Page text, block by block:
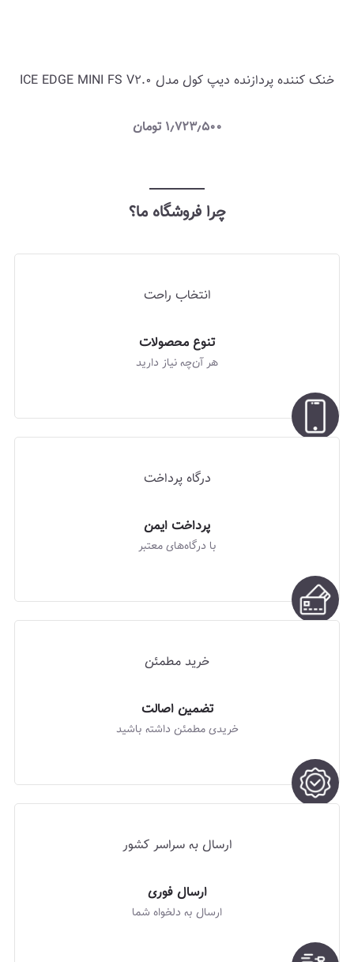
خنک کننده پردازنده دیپ کول مدل ICE EDGE MINI FS V2.0
۱٫۷۲۳٫۵۰۰ تومان
چرا فروشگاه ما؟
انتخاب راحت
تنوع محصولات
هر آن‌چه نیاز دارید
درگاه پرداخت
پرداخت ایمن
با درگاه‌های معتبر
خرید مطمئن
تضمین اصالت
خریدی مطمئن داشته باشید
ارسال به سراسر کشور
ارسال فوری
ارسال به دلخواه شما